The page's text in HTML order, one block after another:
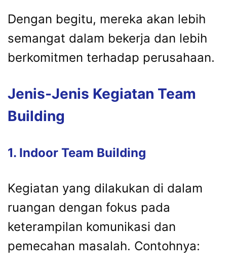
Dengan begitu, mereka akan lebih
semangat dalam bekerja dan lebih
berkomitmen terhadap perusahaan.
Jenis-Jenis Kegiatan Team
Building
1. Indoor Team Building
Kegiatan yang dilakukan di dalam
ruangan dengan fokus pada
keterampilan komunikasi dan
pemecahan masalah. Contohnya: